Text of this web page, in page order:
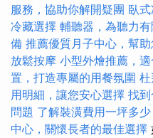
服務，協助你解開疑團 臥
冷藏選擇 輔聽器，為聽力
備 推薦優質月子中心，幫
放鬆按摩 小型外燴推薦，
置，打造專屬的用餐氛圍
用明細，讓您安心選擇 找
問題 了解裝潢費用一坪多
中心，關懷長者的最佳選擇